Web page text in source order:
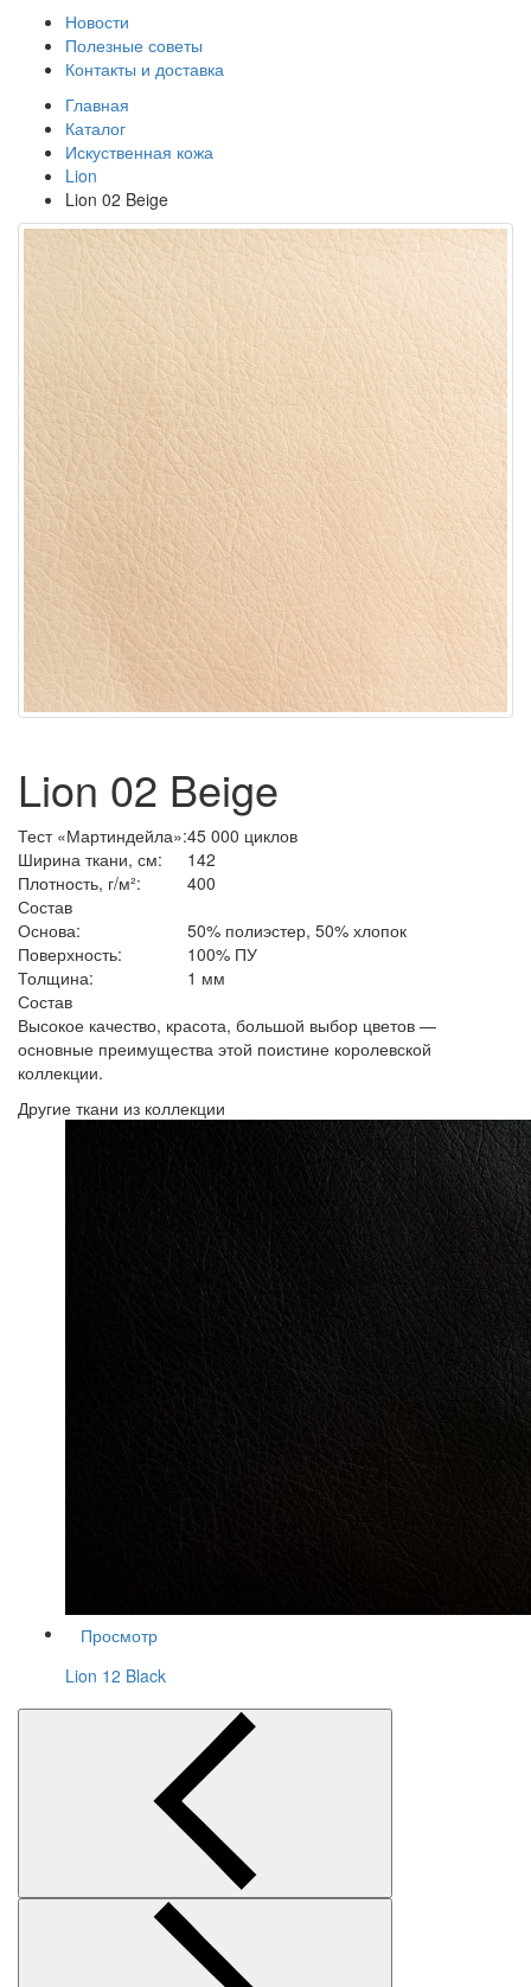
Новости
Полезные советы
Контакты и доставка
Главная
Каталог
Искуственная кожа
Lion
Lion 02 Beige
Lion 02 Beige
Тест «Мартиндейла»:45 000 циклов
Ширина ткани, см:
142
Плотность, г/м²:
400
Состав
Основа:
50% полиэстер, 50% хлопок
Поверхность:
100% ПУ
Толщина:
1 мм
Состав
Высокое качество, красота, большой выбор цветов —
основные преимущества этой поистине королевской
коллекции.
Другие ткани из коллекции
Просмотр
Lion 12 Black